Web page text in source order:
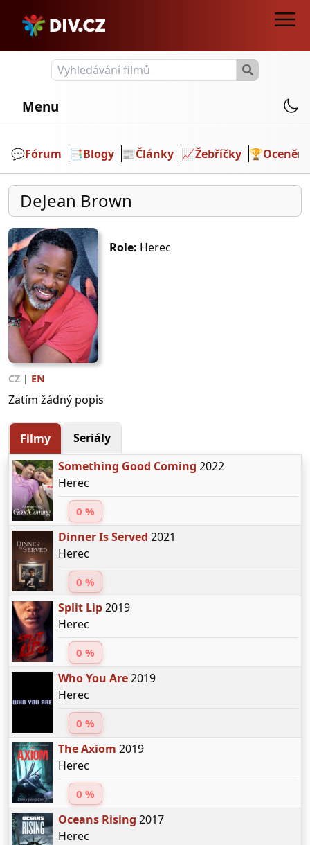
Menu
💬️Fórum 📑Blogy 📰Články 📈Žebříčky 🏆Ocenění
DeJean Brown
Role: Herec
CZ | EN
Zatím žádný popis
Filmy
Seriály
Something Good Coming 2022
Herec
0 %
Dinner Is Served 2021
Herec
0 %
Split Lip2019
Herec
0 %
Who You Are2019
Herec
0 %
The Axiom 2019
Herec
0 %
Oceans Rising 2017
Herec